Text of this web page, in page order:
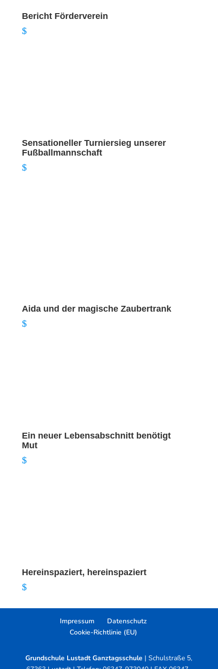
Bericht Förderverein
Sensationeller Turniersieg unserer
Fußballmannschaft
Aida und der magische Zaubertrank
Ein neuer Lebensabschnitt benötigt
Mut
Hereinspaziert, hereinspaziert
Impressum
Datenschutz
Cookie-Richtlinie (EU)
Grundschule Lustadt Ganztagsschule | Schulstraße 5,